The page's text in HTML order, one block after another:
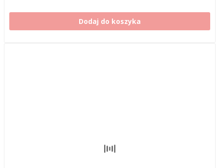
Dodaj do koszyka